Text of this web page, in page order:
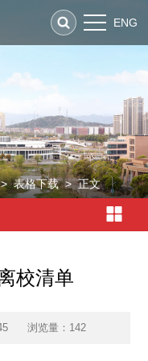
ENG
表格下载>正文
校清单
浏览量： 142